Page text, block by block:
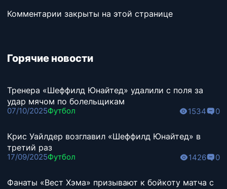
Комментарии закрыты на этой странице
Горячие новости
Тренера «Шеффилд Юнайтед» удалили с поля за
удар мячом по болельщикам
07/10/2025Футбол 1534 0
Крис Уайлдер возглавил «Шеффилд Юнайтед» в
третий раз
17/09/2025Футбол 1426 0
Фанаты «Вест Хэма» призывают к бойкоту матча с